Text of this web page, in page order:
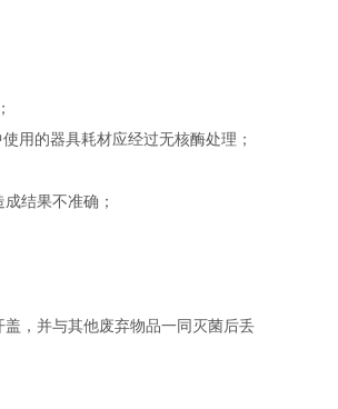
用的器具耗材应经过无核酶处理；
结果不准确；
，并与其他废弃物品一同灭菌后丢